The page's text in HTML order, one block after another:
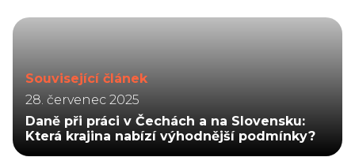
Související článek
28. červenec 2025
Daně při práci v Čechách a na Slovensku:
Která krajina nabízí výhodnější podmínky?